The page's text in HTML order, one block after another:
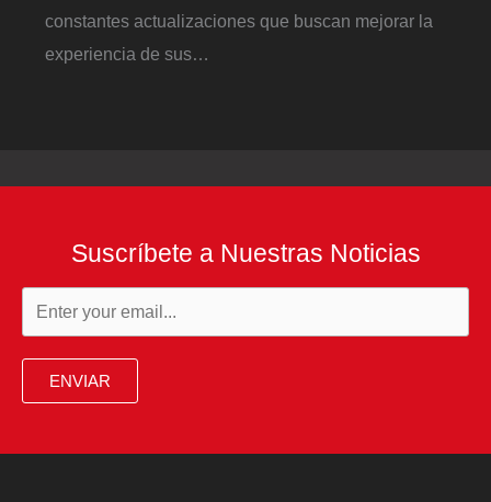
constantes actualizaciones que buscan mejorar la
experiencia de sus…
Suscríbete a Nuestras Noticias
ENVIAR